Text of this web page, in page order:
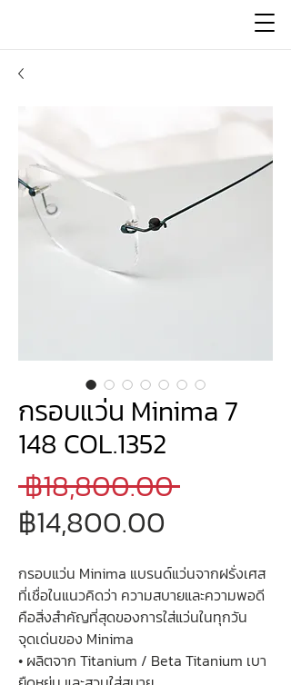
กรอบแว่น Minima 7
148 COL.1352
฿18,800.00 ราคา
฿14,800.00
ขาย
ลด
กรอบแว่น Minima แบรนด์แว่นจากฝรั่งเศส
ที่เชื่อในแนวคิดว่า ความสบายและความพอดี
คือสิ่งสำคัญที่สุดของการใส่แว่นในทุกวัน
จุดเด่นของ Minima
• ผลิตจาก Titanium / Beta Titanium เบา